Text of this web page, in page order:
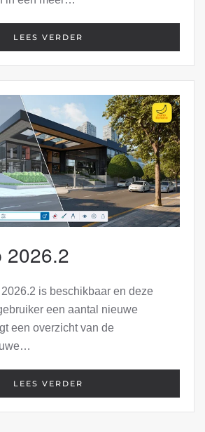
LEES VERDER
2026.2
is beschikbaar en deze
een aantal nieuwe
een overzicht van de
LEES VERDER